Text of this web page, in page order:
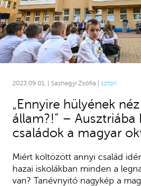
2023.09.01. | Sashegyi Zsófia | sztori
„Ennyire hülyének
állam?!” – Ausztriába
családok a magyar
Miért költözött annyi család
hazai iskolákban minden a
van? Tanévnyitó nagykép a